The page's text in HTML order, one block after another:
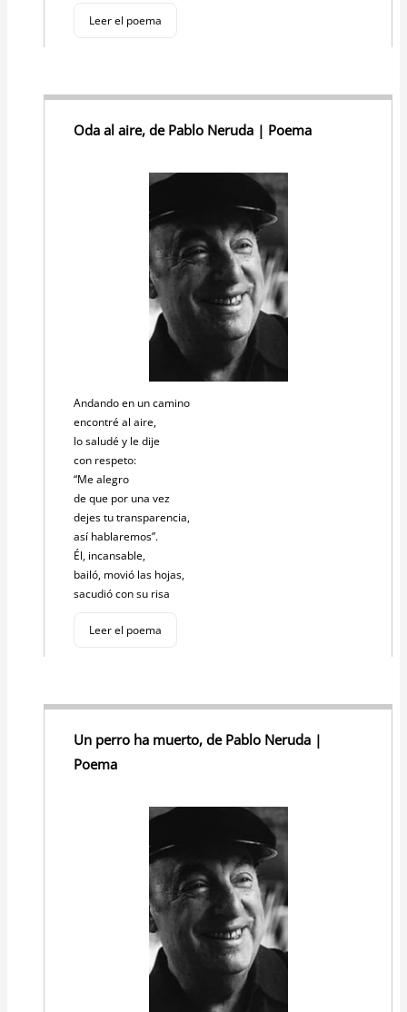
Leer el poema
Oda al aire, de Pablo Neruda | Poema
Andando en un camino
encontré al aire,
lo saludé y le dije
con respeto:
“Me alegro
de que por una vez
dejes tu transparencia,
así hablaremos”.
Él, incansable,
bailó, movió las hojas,
sacudió con su risa
Leer el poema
Un perro ha muerto, de Pablo Neruda |
Poema